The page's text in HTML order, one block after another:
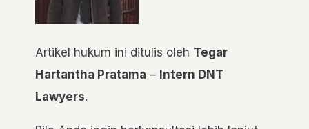
Artikel hukum ini ditulis oleh Tegar
Hartantha Pratama – Intern DNT
Lawyers.